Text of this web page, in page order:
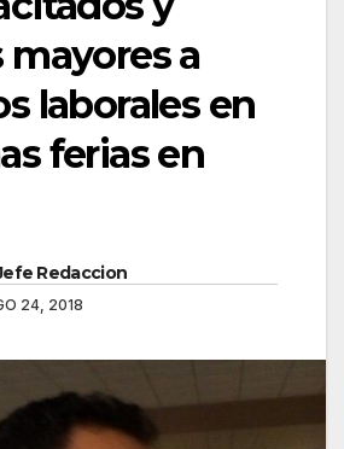
a
laborales en
ferias en
Redaccion
24, 2018